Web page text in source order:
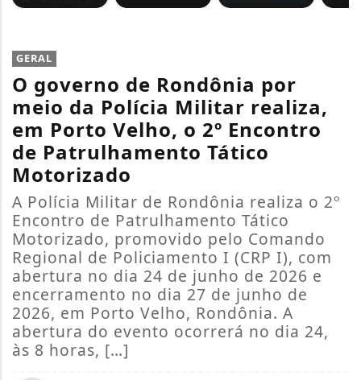
GERAL
O governo de Rondônia por
meio da Polícia Militar realiza,
em Porto Velho, o 2º Encontro
de Patrulhamento Tático
Motorizado
A Polícia Militar de Rondônia realiza o 2º
Encontro de Patrulhamento Tático
Motorizado, promovido pelo Comando
Regional de Policiamento I (CRP I), com
abertura no dia 24 de junho de 2026 e
encerramento no dia 27 de junho de
2026, em Porto Velho, Rondônia. A
abertura do evento ocorrerá no dia 24,
às 8 horas, […]